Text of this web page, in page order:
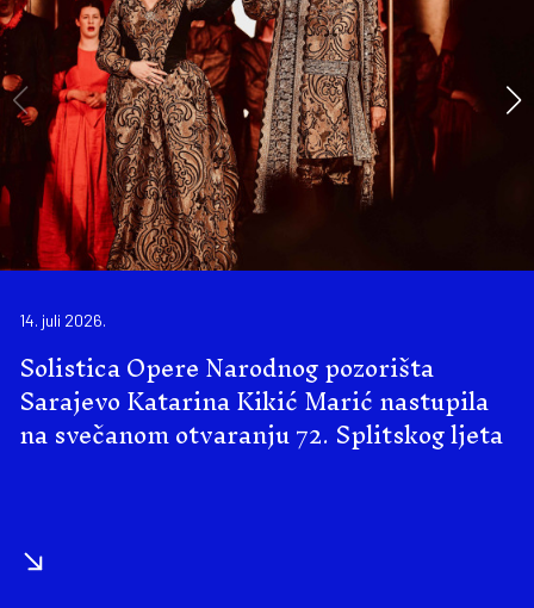
14. juli 2026.
Solistica Opere Narodnog pozorišta
Sarajevo Katarina Kikić Marić nastupila
na svečanom otvaranju 72. Splitskog ljeta